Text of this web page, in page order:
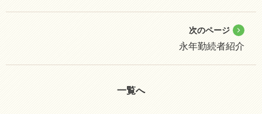
次のページ
永年勤続者紹介
一覧へ